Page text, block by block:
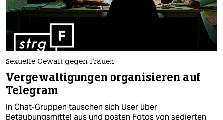
Sexuelle Gewalt gegen Frauen
Vergewaltigungen organisieren auf
Telegram
In Chat-Gruppen tauschen sich User über
Betäubungsmittel aus und posten Fotos von sedierten